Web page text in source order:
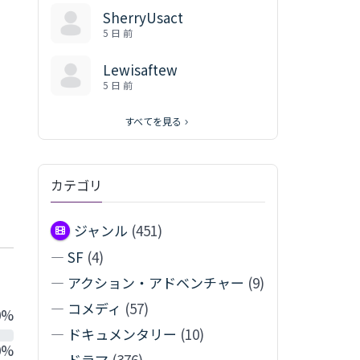
SherryUsact
5 日 前
Lewisaftew
5 日 前
すべてを見る
カテゴリ
ジャンル (451)
— SF (4)
— アクション・アドベンチャー (9)
— コメディ (57)
— ドキュメンタリー (10)